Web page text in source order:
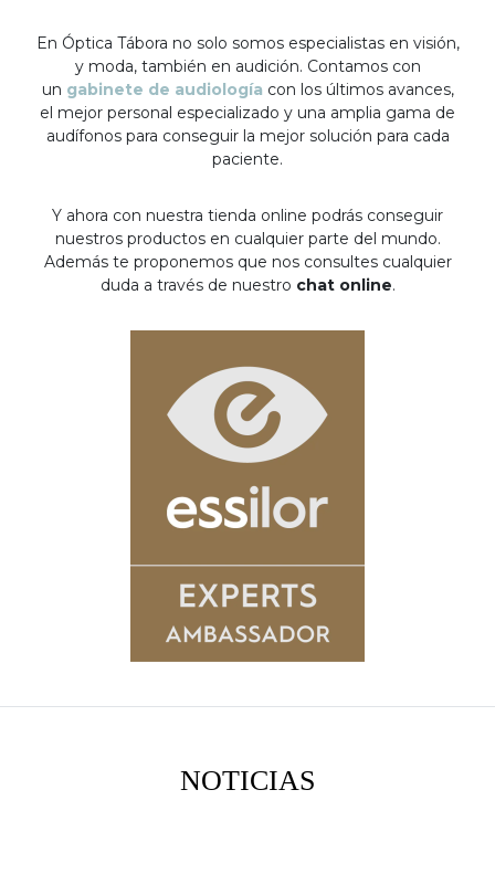
En Óptica Tábora no solo somos especialistas en visión,
y moda, también en audición. Contamos con
un gabinete de audiología con los últimos avances,
el mejor personal especializado y una amplia gama de
audífonos para conseguir la mejor solución para cada
paciente.
Y ahora con nuestra tienda online podrás conseguir
nuestros productos en cualquier parte del mundo.
Además te proponemos que nos consultes cualquier
duda a través de nuestro chat online.
NOTICIAS